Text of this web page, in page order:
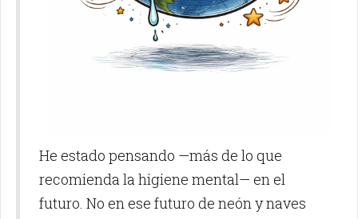
He estado pensando —más de lo que
recomienda la higiene mental— en el
futuro. No en ese futuro de neón y naves